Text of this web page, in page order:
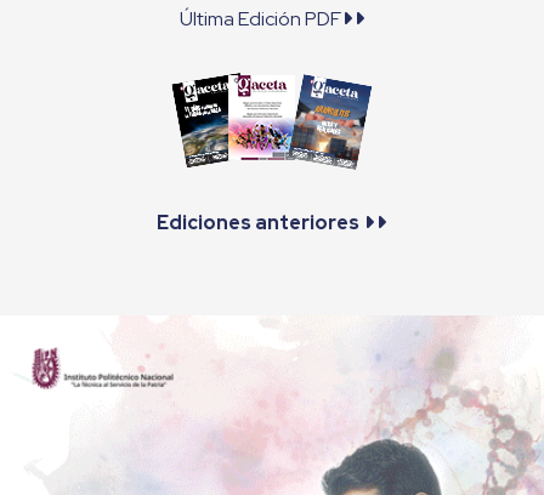
Última Edición PDF
Ediciones anteriores